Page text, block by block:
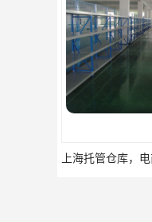
杨浦区小面积